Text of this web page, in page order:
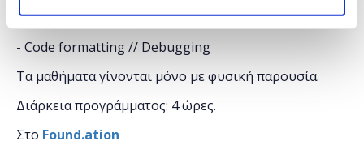
- Thethiskeyword
- Code formatting // Debugging
Τα μαθήματα γίνονται μόνο με φυσική παρουσία.
Διάρκεια προγράμματος: 4 ώρες.
Στο Found.ation